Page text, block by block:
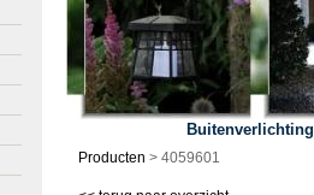
Producten > 4059601